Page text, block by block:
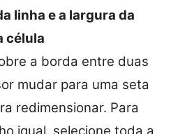
linha e a largura da
célula
a borda entre duas
mudar para uma seta
redimensionar. Para